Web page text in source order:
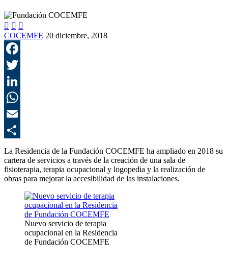
  
COCEMFE 20 diciembre, 2018
La Residencia de la Fundación COCEMFE ha ampliado en 2018 su
cartera de servicios a través de la creación de una sala de
fisioterapia, terapia ocupacional y logopedia y la realización de
obras para mejorar la accesibilidad de las instalaciones.
Nuevo servicio de terapia
ocupacional en la Residencia
de Fundación COCEMFE